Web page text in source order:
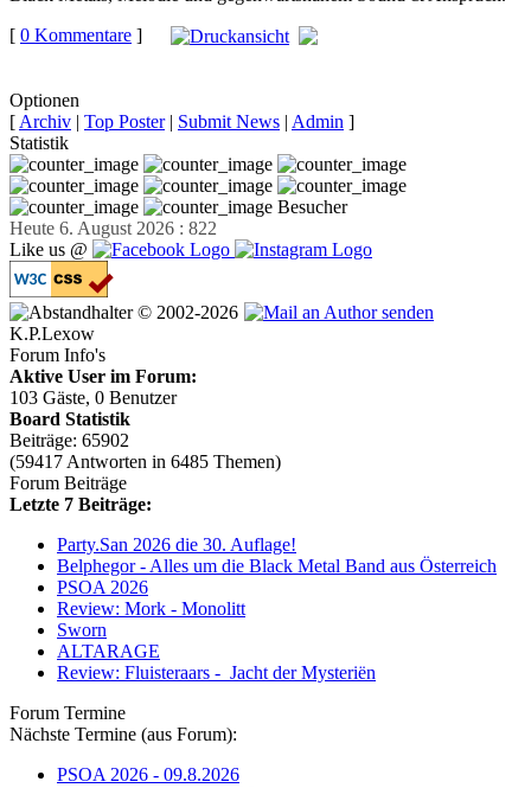
[ 0 Kommentare ]
Optionen
[ Archiv | Top Poster| Submit News | Admin ]
Statistik
Besucher
Heute 6. August 2026 : 822
Like us @
© 2002-2026
K.P.Lexow
Forum Info's
Aktive User im Forum:
103 Gäste, 0 Benutzer
Board Statistik
Beiträge: 65902
(59417 Antworten in 6485 Themen)
Forum Beiträge
Letzte 7 Beiträge:
Party.San 2026 die 30. Auflage!
Belphegor - Alles um die Black Metal Band aus Österreich
PSOA 2026
Review: Mork - Monolitt
Sworn
ALTARAGE
Review: Fluisteraars - Jacht der Mysteriën
Forum Termine
Nächste Termine (aus Forum):
PSOA 2026 - 09.8.2026